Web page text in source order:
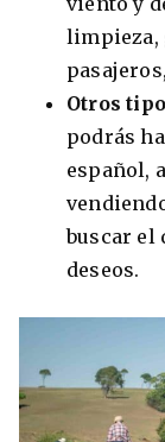
limpieza,
Otros
podrás
español,
buscar el
deseos.